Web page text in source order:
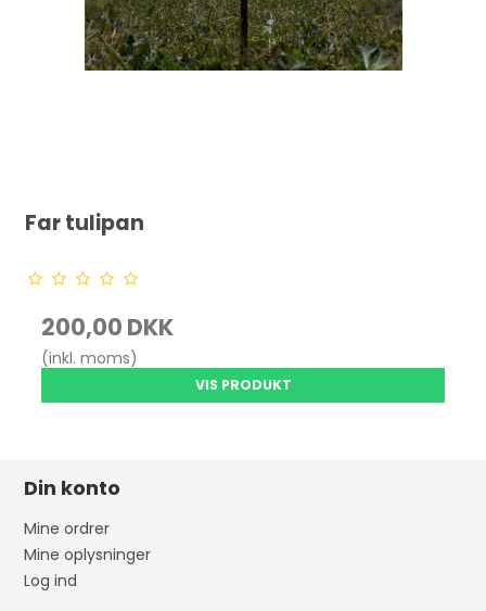
Far tulipan
200,00 DKK
(inkl. moms)
VIS PRODUKT
Din konto
Mine ordrer
Mine oplysninger
Log ind